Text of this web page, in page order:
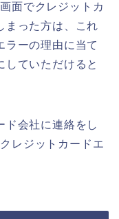
面でクレジットカ
まった方は、これ
ラーの理由に当て
していただけると
ド会社に連絡をし
レジットカードエ